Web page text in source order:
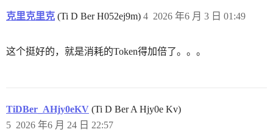
克里克里克 (Ti D Ber H052ej9m) 2026 年6 月 3 日 01:49
4
这个挺好的，就是消耗的Token得加倍了。。。
TiDBer_AHjy0eKV (Ti D Ber A Hjy0e Kv)
2026 年6 月 24 日 22:57
5